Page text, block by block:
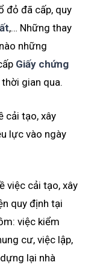
đỏ đã cấp, quy
,… Những thay
những
Giấy chứng
gian qua.
cải tạo, xây
lực vào ngày
việc cải tạo, xây
quy định tại
việc kiểm
cư, việc lập,
lại nhà